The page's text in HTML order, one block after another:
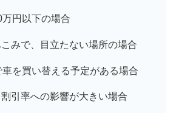
円以下の場合
みで、目立たない場所の場合
を買い替える予定がある場合
引率への影響が大きい場合